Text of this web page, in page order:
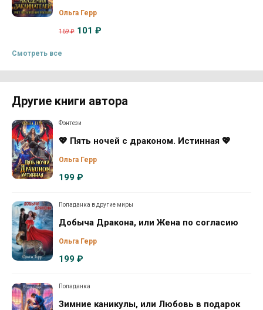
Ольга Герр
169 ₽ 101 ₽
Смотреть все
Другие книги автора
Фэнтези
💖 Пять ночей с драконом. Истинная 💖
Ольга Герр
199 ₽
Попаданка в другие миры
Добыча Дракона, или Жена по согласию
Ольга Герр
199 ₽
Попаданка
Зимние каникулы, или Любовь в подарок